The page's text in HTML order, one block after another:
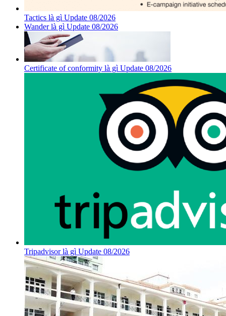
Tactics là gì Update 08/2026
Wander là gì Update 08/2026
Certificate of conformity là gì Update 08/2026
Tripadvisor là gì Update 08/2026